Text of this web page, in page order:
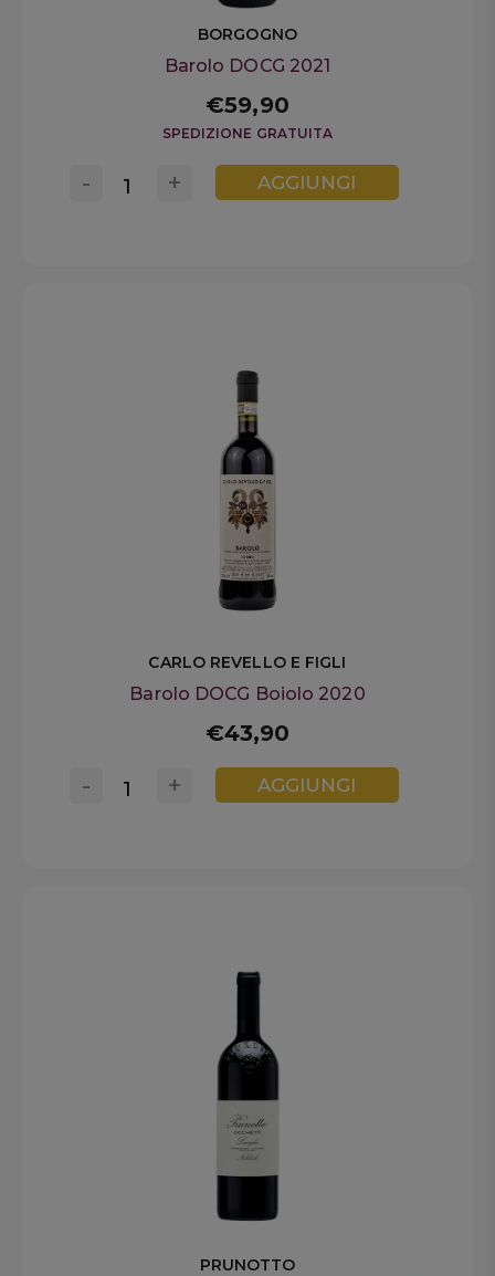
BORGOGNO
Barolo DOCG 2021
€59,90
SPEDIZIONE GRATUITA
+
- AGGIUNGI
CARLO REVELLO E FIGLI
Barolo DOCG Boiolo 2020
€43,90
+
- AGGIUNGI
PRUNOTTO